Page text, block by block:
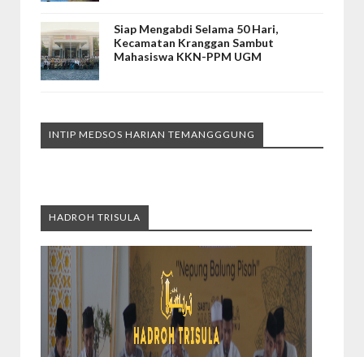
Siap Mengabdi Selama 50 Hari,
Kecamatan Kranggan Sambut
Mahasiswa KKN-PPM UGM
INTIP MEDSOS HARIAN TEMANGGGUNG
HADROH TRISULA